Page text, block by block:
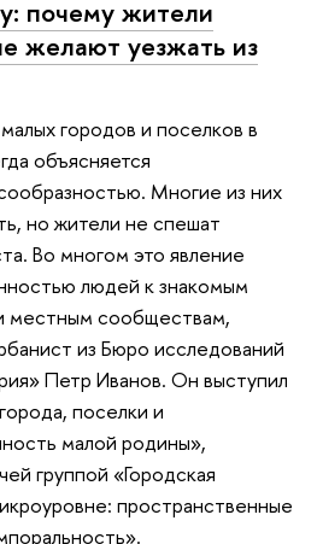
почему жители
желают уезжать из
городов и поселков в
объясняется
Многие из них
но жители не спешат
Во многом это явление
людей к знакомым
местным сообществам,
из Бюро исследований
Петр Иванов. Он выступил
поселки и
малой родины»,
группой «Городская
пространственные